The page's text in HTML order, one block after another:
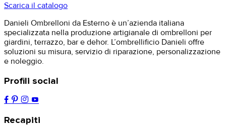
Scarica il catalogo
Danieli Ombrelloni da Esterno è un’azienda italiana
specializzata nella produzione artigianale di ombrelloni per
giardini, terrazzo, bar e dehor. L’ombrellificio Danieli offre
soluzioni su misura, servizio di riparazione, personalizzazione
e noleggio.
Profili social
Recapiti